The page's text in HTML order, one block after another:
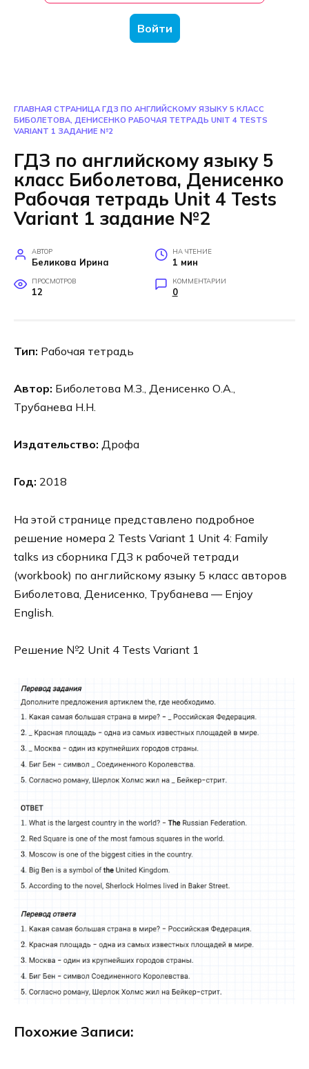
Войти
ГЛАВНАЯ СТРАНИЦА ГДЗ ПО АНГЛИЙСКОМУ ЯЗЫКУ 5 КЛАСС
БИБОЛЕТОВА, ДЕНИСЕНКО РАБОЧАЯ ТЕТРАДЬ UNIT 4 TESTS
VARIANT 1 ЗАДАНИЕ №2
ГДЗ по английскому языку 5
класс Биболетова, Денисенко
Рабочая тетрадь Unit 4 Tests
Variant 1 задание №2
АВТОР
Беликова Ирина
НА ЧТЕНИЕ
1 мин
ПРОСМОТРОВ
12
КОММЕНТАРИИ
0
Тип: Рабочая тетрадь
Автор: Биболетова М.З., Денисенко О.А.,
Трубанева Н.Н.
Издательство: Дрофа
Год: 2018
На этой странице представлено подробное
решение номера 2 Tests Variant 1 Unit 4: Family
talks из сборника ГДЗ к рабочей тетради
(workbook) по английскому языку 5 класс авторов
Биболетова, Денисенко, Трубанева — Enjoy
English.
Решение №2 Unit 4 Tests Variant 1
Похожие Записи: